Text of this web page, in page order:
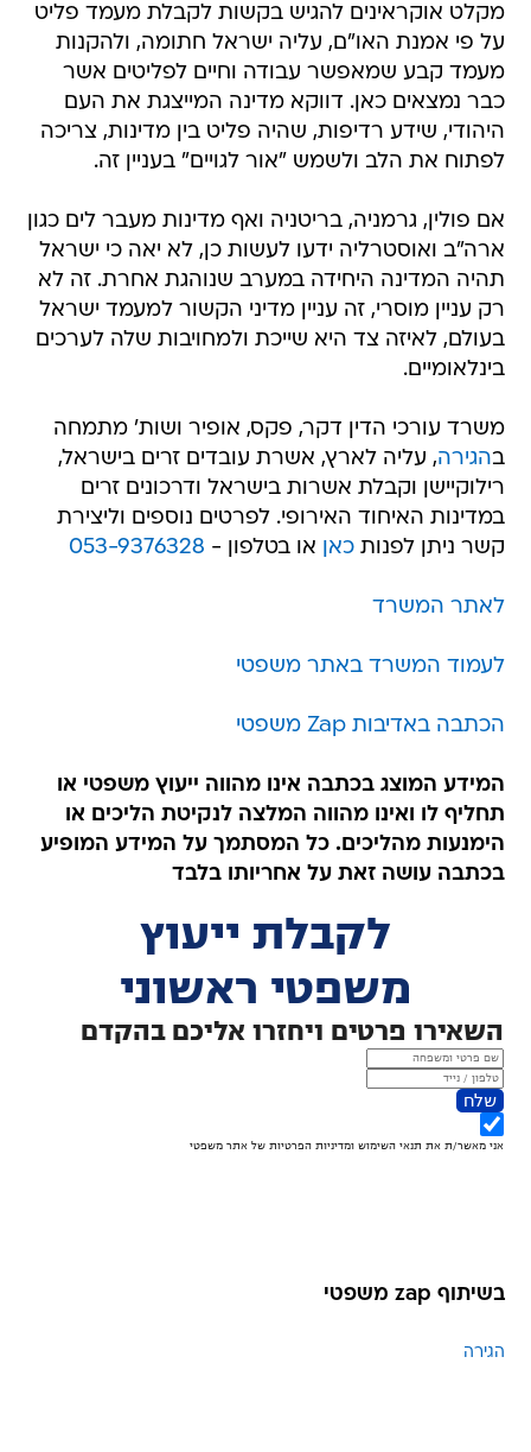
מקלט אוקראינים להגיש בקשות לקבלת מעמד פליט
על פי אמנת האו"ם, עליה ישראל חתומה, ולהקנות
מעמד קבע שמאפשר עבודה וחיים לפליטים אשר
כבר נמצאים כאן. דווקא מדינה המייצגת את העם
היהודי, שידע רדיפות, שהיה פליט בין מדינות, צריכה
לפתוח את הלב ולשמש "אור לגויים" בעניין זה.
אם פולין, גרמניה, בריטניה ואף מדינות מעבר לים כגון
ארה"ב ואוסטרליה ידעו לעשות כן, לא יאה כי ישראל
תהיה המדינה היחידה במערב שנוהגת אחרת. זה לא
רק עניין מוסרי, זה עניין מדיני הקשור למעמד ישראל
בעולם, לאיזה צד היא שייכת ולמחויבות שלה לערכים
בינלאומיים.
משרד עורכי הדין דקר, פקס, אופיר ושות' מתמחה
בהגירה, עליה לארץ, אשרת עובדים זרים בישראל,
רילוקיישן וקבלת אשרות בישראל ודרכונים זרים
במדינות האיחוד האירופי. לפרטים נוספים וליצירת
קשר ניתן לפנותכאן או בטלפון - 053-9376328
לאתר המשרד
לעמוד המשרד באתר משפטי
הכתבה באדיבות Zap משפטי
המידע המוצג בכתבה אינו מהווה ייעוץ משפטי או
תחליף לו ואינו מהווה המלצה לנקיטת הליכים או
הימנעות מהליכים. כל המסתמך על המידע המופיע
בכתבה עושה זאת על אחריותו בלבד
בשיתוף zap משפטי
הגירה